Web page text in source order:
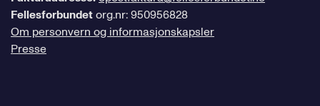
Fellesforbundetorg.nr: 950956828
Om personvern og informasjonskapsler
Presse